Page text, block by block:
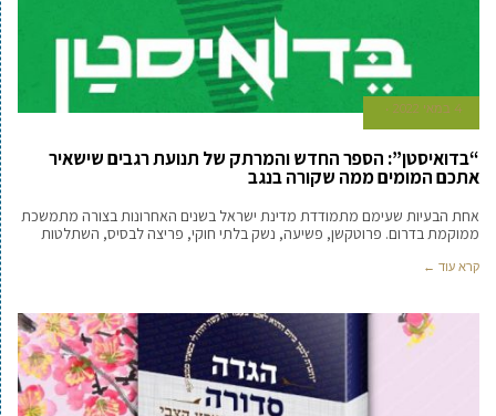
4 במאי 2022
“בדואיסטן”: הספר החדש והמרתק של תנועת רגבים שישאיר
אתכם המומים ממה שקורה בנגב
אחת הבעיות שעימם מתמודדת מדינת ישראל בשנים האחרונות בצורה מתמשכת
ממוקמת בדרום. פרוטקשן, פשיעה, נשק בלתי חוקי, פריצה לבסיס, השתלטות
קרא עוד ←